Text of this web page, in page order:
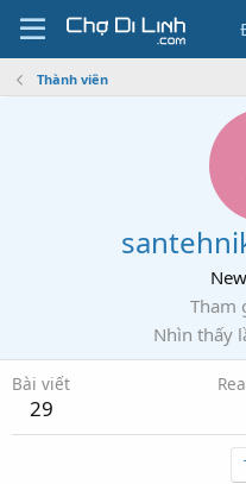
Thành viên
Tham
Nhìn thấy
Bài viết
29